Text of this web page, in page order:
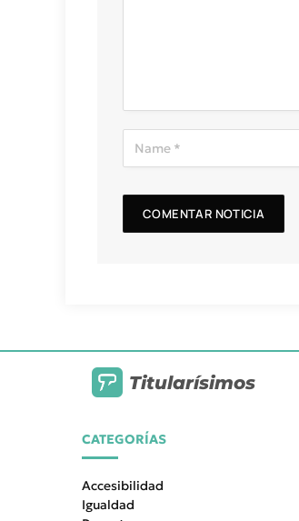
Titularísimos
CATEGORÍAS
Accesibilidad
Igualdad